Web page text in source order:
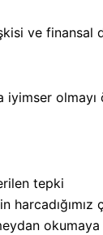
ve
tepki
harcadığımız